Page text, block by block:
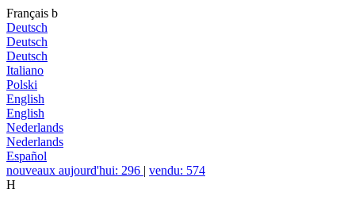
Français b
Deutsch
Deutsch
Deutsch
Italiano
Polski
English
English
Nederlands
Nederlands
Español
nouveaux aujourd'hui: 296 | vendu: 574
H